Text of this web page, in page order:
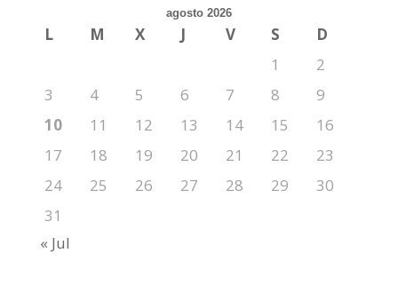
agosto 2026
L M X J V S
D
1
2
3
4 5 6 7 8
9
10
11 12 13 14 15
16
17
18 19 20 21 22
23
24
25 26 27 28 29
30
31
« Jul